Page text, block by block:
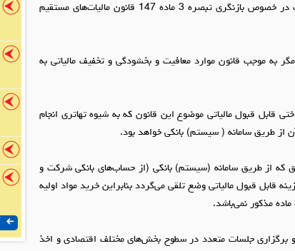
عطف به نامه شرکت صنایع کاشی و سرامیک فرزاد و ضمائم پیوست در خصوص بازنگری تبصره 3 ماده 147 قانون مالیات‌های مستقیم
مگر به موجب قانون موارد معافیت و بخشودگی و تخفیف مالیاتی به
پرداختی قابل قبول مالیاتی موضوع این قانون که به شیوه تهاتری انجام
که از طریق سامانه (‌سیستم) بانکی (از حساب‌های بانکی شرکت و
قابل قبول مالیاتی وضع تلقی می‌گردد بنابراین خرید مواد اولیه
و برگزاری جلسات متعدد در سطوح بخش‌های مختلف اقتصادی و اخذ